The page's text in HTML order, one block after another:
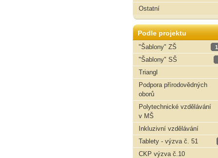
Ostatní
Podle projektu
"Šablony" ZŠ
"Šablony" SŠ
Triangl
Podpora přírodovědných
oborů
Polytechnické vzdělávání
v MŠ
Inkluzivní vzdělávání
Tablety - výzva č. 51
CKP výzva č.10